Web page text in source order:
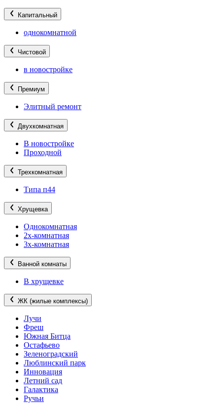
Капитальный
однокомнатной
Чистовой
в новостройке
Премиум
Элитный ремонт
Двухкомнатная
В новостройке
Проходной
Трехкомнатная
Типа п44
Хрущевка
Однокомнатная
2х-комнатная
3х-комнатная
Ванной комнаты
В хрущевке
ЖК (жилые комплексы)
Лучи
Фреш
Южная Битца
Остафьево
Зеленоградский
Люблинский парк
Инновация
Летний сад
Галактика
Ручьи